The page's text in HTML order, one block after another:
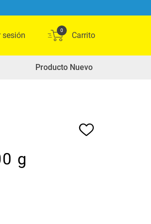
sesión
0
Producto Nuevo
g